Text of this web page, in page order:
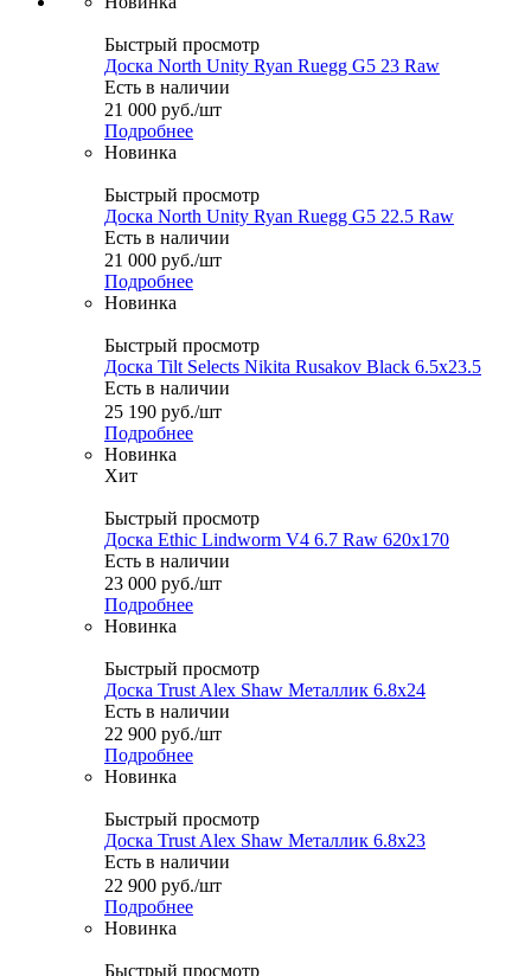
Быстрый просмотр
Доска North Unity Ryan Ruegg G5 23 Raw
Есть в наличии
21 000 руб./шт
Подробнее
Новинка
Быстрый просмотр
Доска North Unity Ryan Ruegg G5 22.5 Raw
Есть в наличии
21 000 руб./шт
Подробнее
Новинка
Быстрый просмотр
Доска Tilt Selects Nikita Rusakov Black 6.5x23.5
Есть в наличии
25 190 руб./шт
Подробнее
Новинка
Хит
Быстрый просмотр
Доска Ethic Lindworm V4 6.7 Raw 620x170
Есть в наличии
23 000 руб./шт
Подробнее
Новинка
Быстрый просмотр
Доска Trust Alex Shaw Металлик 6.8x24
Есть в наличии
22 900 руб./шт
Подробнее
Новинка
Быстрый просмотр
Доска Trust Alex Shaw Металлик 6.8x23
Есть в наличии
22 900 руб./шт
Подробнее
Новинка
Быстрый просмотр